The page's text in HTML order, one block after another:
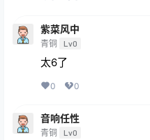
紫菜风中
青铜 Lv0
太6了
0 0
音响任性
青铜 Lv0